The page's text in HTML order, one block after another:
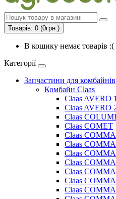
Товарів: 0 (0грн.)
В кошику немає товарів :(
Категорії
Запчастини для комбайнів
Комбайн Claas
Claas AVERO
Claas AVERO
Claas
Claas COMET
Claas
Claas
Claas
Claas
Claas
Claas
Claas